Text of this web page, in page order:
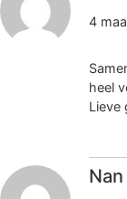
4
heel
Lieve
Nan